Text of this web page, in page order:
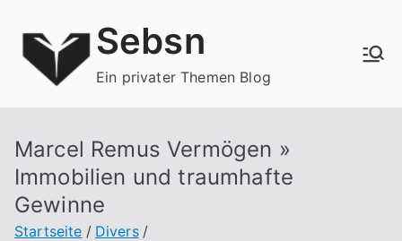
Inhalt
springen
Sebsn
Ein privater Themen Blog
Marcel Remus Vermögen »
Immobilien und traumhafte
Gewinne
Startseite
Divers